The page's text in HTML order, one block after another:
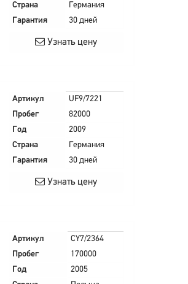
Страна
Германия
Гарантия
30 дней
Узнать цену
Артикул
UF9/7221
Пробег
82000
Год
2009
Страна
Германия
Гарантия
30 дней
Узнать цену
Артикул
CY7/2364
Пробег
170000
Год
2005